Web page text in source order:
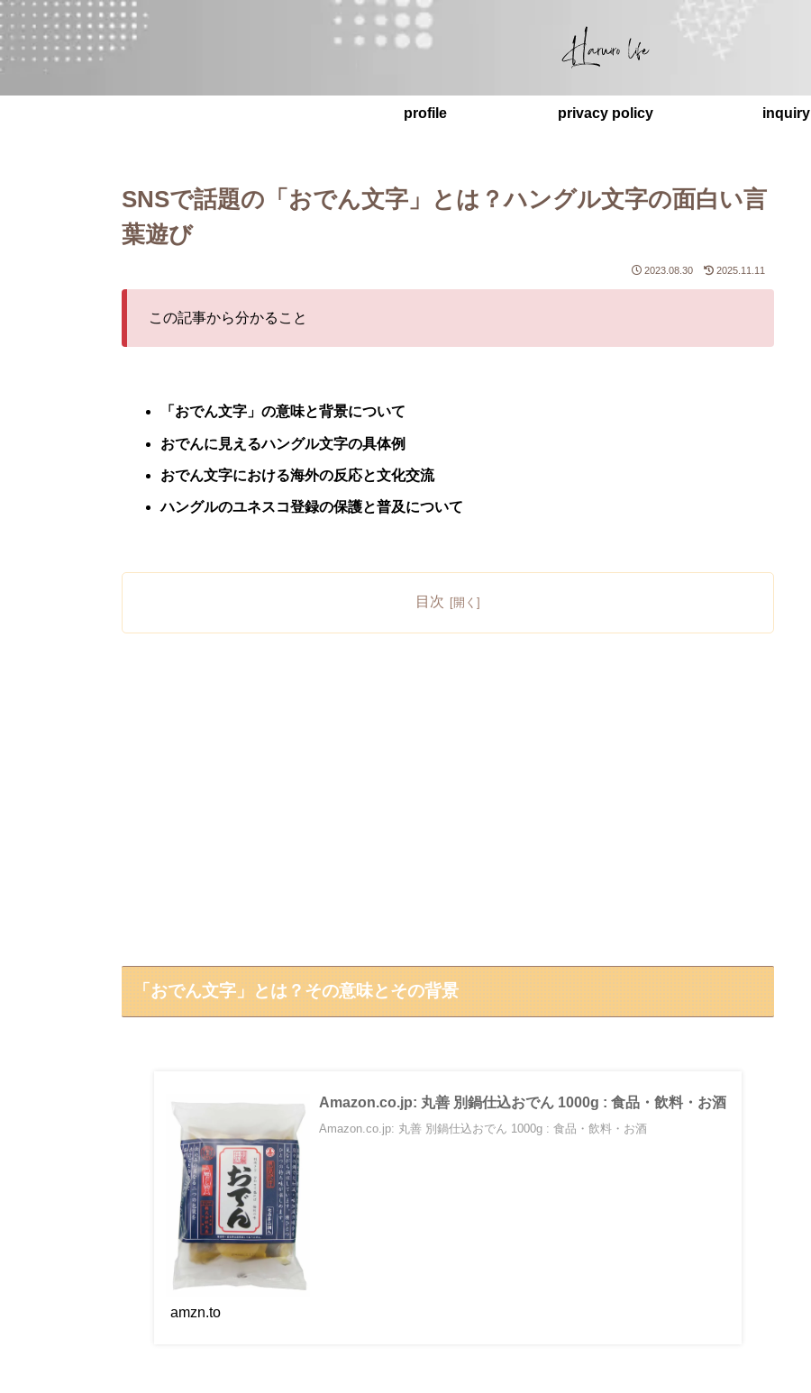
profile privacy policy inquiry
SNSで話題の「おでん文字」とは？ハングル文字の面白い言
葉遊び
2023.08.30 2025.11.11
この記事から分かること
「おでん文字」の意味と背景について
おでんに見えるハングル文字の具体例
おでん文字における海外の反応と文化交流
ハングルのユネスコ登録の保護と普及について
目次
「おでん文字」とは？その意味とその背景
Amazon.co.jp: 丸善 別鍋仕込おでん 1000g : 食品・飲料・お酒
Amazon.co.jp: 丸善 別鍋仕込おでん 1000g : 食品・飲料・お酒
amzn.to